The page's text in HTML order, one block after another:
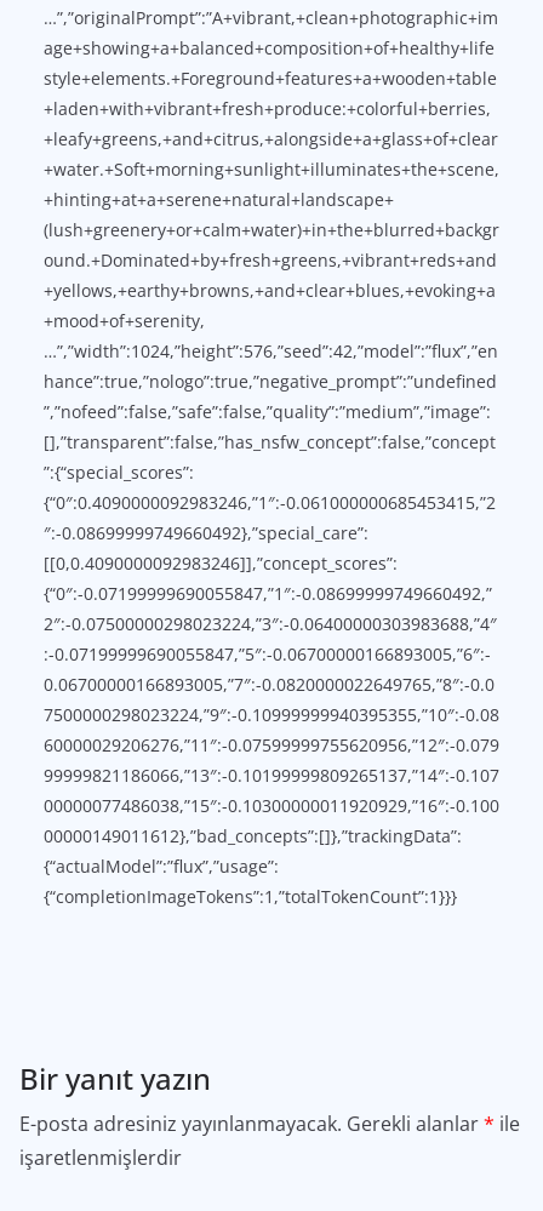
…”,”originalPrompt”:”A+vibrant,+clean+photographic+im
age+showing+a+balanced+composition+of+healthy+life
style+elements.+Foreground+features+a+wooden+table
+laden+with+vibrant+fresh+produce:+colorful+berries,
+leafy+greens,+and+citrus,+alongside+a+glass+of+clear
+water.+Soft+morning+sunlight+illuminates+the+scene,
+hinting+at+a+serene+natural+landscape+
(lush+greenery+or+calm+water)+in+the+blurred+backgr
ound.+Dominated+by+fresh+greens,+vibrant+reds+and
+yellows,+earthy+browns,+and+clear+blues,+evoking+a
+mood+of+serenity,
…”,”width”:1024,”height”:576,”seed”:42,”model”:”flux”,”en
hance”:true,”nologo”:true,”negative_prompt”:”undefined
”,”nofeed”:false,”safe”:false,”quality”:”medium”,”image”:
[],”transparent”:false,”has_nsfw_concept”:false,”concept
”:{“special_scores”:
{“0″:0.4090000092983246,”1″:-0.061000000685453415,”2
″:-0.08699999749660492},”special_care”:
[[0,0.4090000092983246]],”concept_scores”:
{“0″:-0.07199999690055847,”1″:-0.08699999749660492,”
2″:-0.07500000298023224,”3″:-0.06400000303983688,”4″
:-0.07199999690055847,”5″:-0.06700000166893005,”6″:-
0.06700000166893005,”7″:-0.0820000022649765,”8″:-0.0
7500000298023224,”9″:-0.10999999940395355,”10″:-0.08
60000029206276,”11″:-0.07599999755620956,”12″:-0.079
99999821186066,”13″:-0.10199999809265137,”14″:-0.107
00000077486038,”15″:-0.10300000011920929,”16″:-0.100
00000149011612},”bad_concepts”:[]},”trackingData”:
{“actualModel”:”flux”,”usage”:
{“completionImageTokens”:1,”totalTokenCount”:1}}}
Bir yanıt yazın
E-posta adresiniz yayınlanmayacak. Gerekli alanlar* ile
işaretlenmişlerdir